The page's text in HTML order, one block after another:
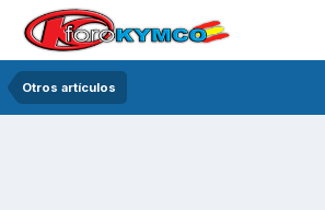
Otros artículos